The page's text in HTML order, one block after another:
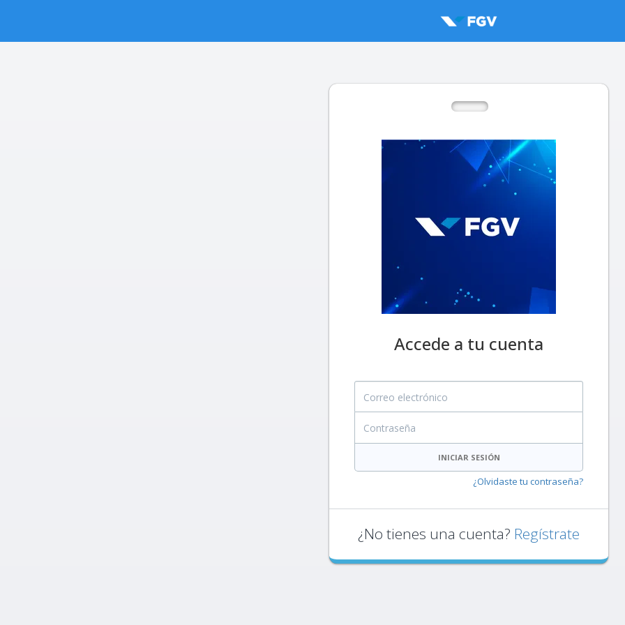
Accede a tu cuenta
Correo electrónico
INICIAR SESIÓN
¿Olvidaste tu contraseña?
¿No tienes una cuenta? Regístrate